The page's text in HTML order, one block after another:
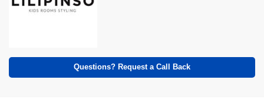
Questions? Request a Call Back